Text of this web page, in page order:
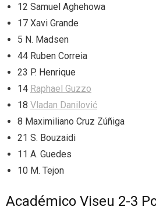
12 Samuel Aghehowa
17 Xavi Grande
5 N. Madsen
44 Ruben Correia
23 P. Henrique
14 Raphael Guzzo
18 Vladan Danilović
8 Maximiliano Cruz Zúñiga
21 S. Bouzaidi
11 A. Guedes
10 M. Tejon
Académico Viseu 2-3